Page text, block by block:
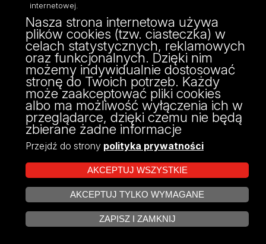
Baza Aktów Własnych
Platforma e-learningowa
Moodle
Eksperci UŁ
Polityka Prywatności
Dostępność
Polityka prywatności
ul. POW 3/5,
90-255 Łódź
tel: 42/635 53 56
fax: 42/635 50 32
internetowej.
Nasza strona internetowa używa
plików cookies (tzw. ciasteczka) w
celach statystycznych, reklamowych
oraz funkcjonalnych. Dzięki nim
możemy indywidualnie dostosować
stronę do Twoich potrzeb. Każdy
może zaakceptować pliki cookies
albo ma możliwość wyłączenia ich w
przeglądarce, dzięki czemu nie będą
zbierane żadne informacje
Przejdź do strony polityka prywatności
AKCEPTUJ WSZYSTKIE
AKCEPTUJ TYLKO WYMAGANE
ZAPISZ I ZAMKNIJ
ZARZĄDZAJ COOKIES